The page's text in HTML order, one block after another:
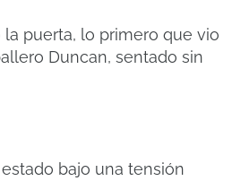
la puerta, lo primero que vio
Duncan, sentado sin
bajo una tensión